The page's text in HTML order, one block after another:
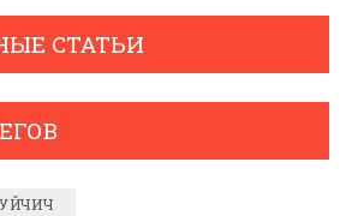
СТАТЬИ